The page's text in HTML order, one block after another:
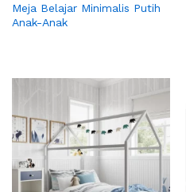
Meja Belajar Minimalis Putih
Anak-Anak